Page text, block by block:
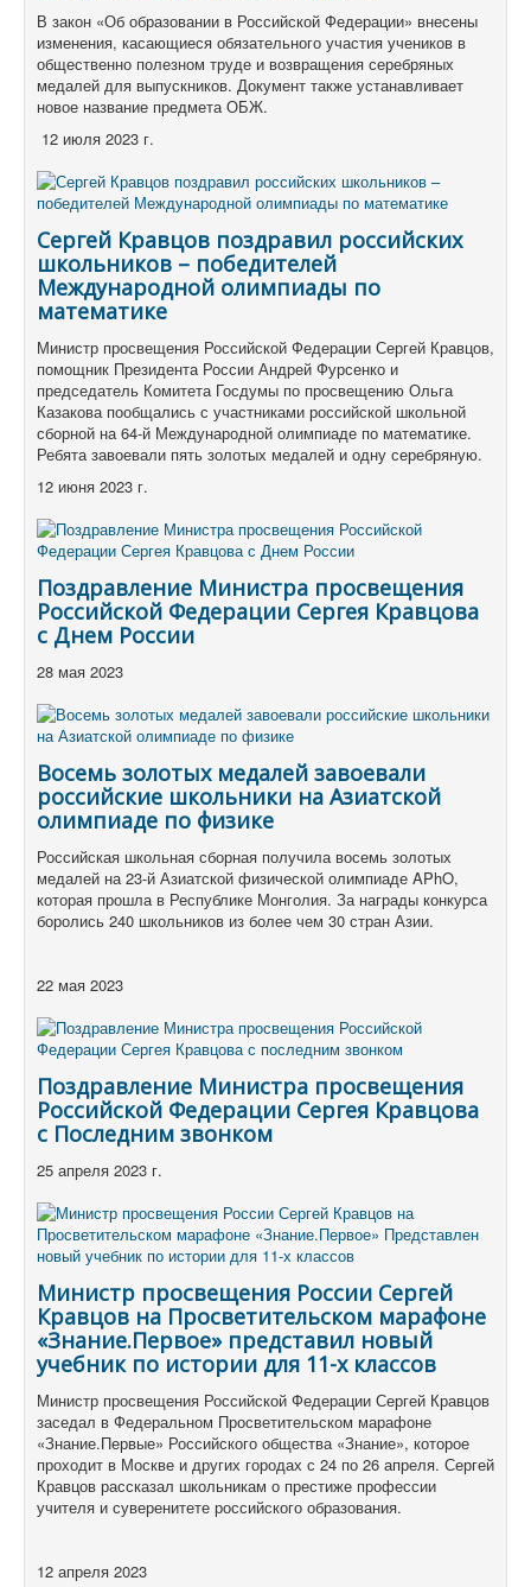
В закон «Об образовании в Российской Федерации» внесены
изменения, касающиеся обязательного участия учеников в
общественно полезном труде и возвращения серебряных
медалей для выпускников. Документ также устанавливает
новое название предмета ОБЖ.
12 июля 2023 г.
Сергей Кравцов поздравил российских
школьников – победителей
Международной олимпиады по
математике
Министр просвещения Российской Федерации Сергей Кравцов,
помощник Президента России Андрей Фурсенко и
председатель Комитета Госдумы по просвещению Ольга
Казакова пообщались с участниками российской школьной
сборной на 64-й Международной олимпиаде по математике.
Ребята завоевали пять золотых медалей и одну серебряную.
12 июня 2023 г.
Поздравление Министра просвещения
Российской Федерации Сергея Кравцова
с Днем России
28 мая 2023
Восемь золотых медалей завоевали
российские школьники на Азиатской
олимпиаде по физике
Российская школьная сборная получила восемь золотых
медалей на 23-й Азиатской физической олимпиаде APhO,
которая прошла в Республике Монголия. За награды конкурса
боролись 240 школьников из более чем 30 стран Азии.
22 мая 2023
Поздравление Министра просвещения
Российской Федерации Сергея Кравцова
с Последним звонком
25 апреля 2023 г.
Министр просвещения России Сергей
Кравцов на Просветительском марафоне
«Знание.Первое» представил новый
учебник по истории для 11-х классов
Министр просвещения Российской Федерации Сергей Кравцов
заседал в Федеральном Просветительском марафоне
«Знание.Первые» Российского общества «Знание», которое
проходит в Москве и других городах с 24 по 26 апреля. Сергей
Кравцов рассказал школьникам о престиже профессии
учителя и суверенитете российского образования.
12 апреля 2023